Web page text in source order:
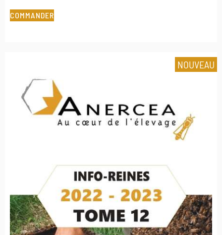
COMMANDER
NOUVEAU